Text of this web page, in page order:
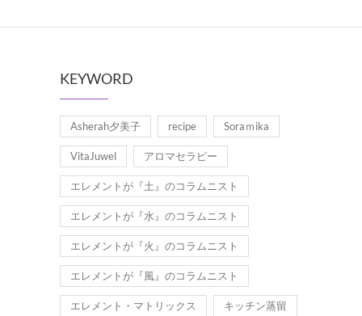
KEYWORD
Asherah夕美子 recipe Soraｍika
VitaJuwel アロマセラピー
エレメントが『土』のコラムニスト
エレメントが『水』のコラムニスト
エレメントが『火』のコラムニスト
エレメントが『風』のコラムニスト
エレメント・マトリックス キッチン蒸留